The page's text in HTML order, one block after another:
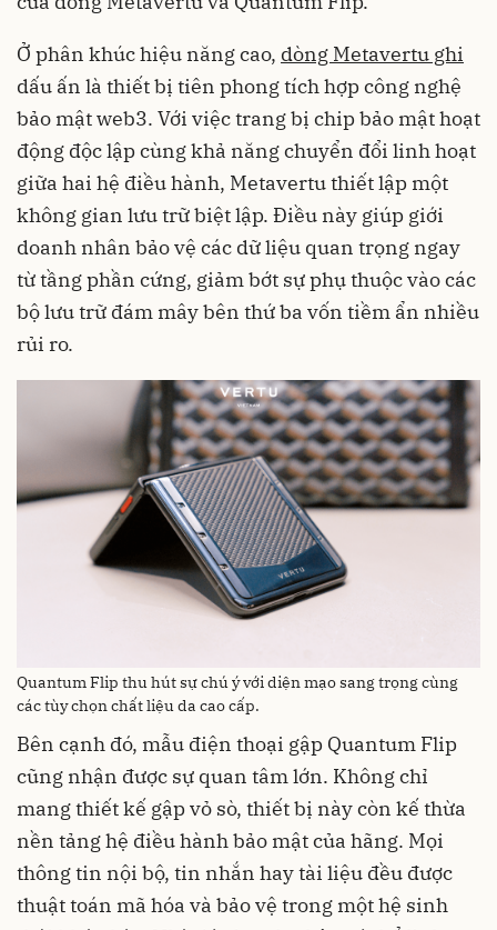
Ở phân khúc hiệu năng cao, dòng Metavertu ghi
dấu ấn là thiết bị tiên phong tích hợp công nghệ
bảo mật web3. Với việc trang bị chip bảo mật hoạt
động độc lập cùng khả năng chuyển đổi linh hoạt
giữa hai hệ điều hành, Metavertu thiết lập một
không gian lưu trữ biệt lập. Điều này giúp giới
doanh nhân bảo vệ các dữ liệu quan trọng ngay
từ tầng phần cứng, giảm bớt sự phụ thuộc vào các
bộ lưu trữ đám mây bên thứ ba vốn tiềm ẩn nhiều
rủi ro.
Quantum Flip thu hút sự chú ý với diện mạo sang trọng cùng
các tùy chọn chất liệu da cao cấp.
Bên cạnh đó, mẫu điện thoại gập Quantum Flip
cũng nhận được sự quan tâm lớn. Không chỉ
mang thiết kế gập vỏ sò, thiết bị này còn kế thừa
nền tảng hệ điều hành bảo mật của hãng. Mọi
thông tin nội bộ, tin nhắn hay tài liệu đều được
thuật toán mã hóa và bảo vệ trong một hệ sinh